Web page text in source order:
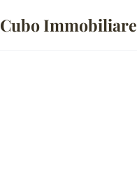
Cubo Immobiliare